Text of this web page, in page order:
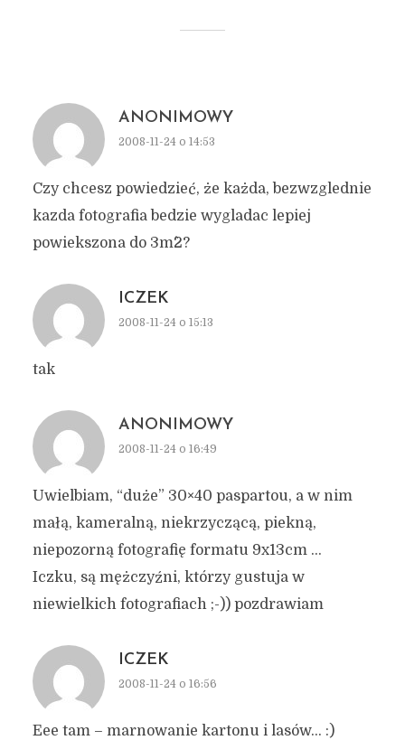
ANONIMOWY
2008-11-24 o 14:53
Czy chcesz powiedzieć, że każda, bezwzglednie
kazda fotografia bedzie wygladac lepiej
powiekszona do 3m^2?
ICZEK
2008-11-24 o 15:13
tak
ANONIMOWY
2008-11-24 o 16:49
Uwielbiam, “duże” 30×40 paspartou, a w nim
małą, kameralną, niekrzyczącą, piekną,
niepozorną fotografię formatu 9x13cm …
Iczku, są mężczyźni, którzy gustuja w
niewielkich fotografiach ;-)) pozdrawiam
ICZEK
2008-11-24 o 16:56
Eee tam – marnowanie kartonu i lasów… :)